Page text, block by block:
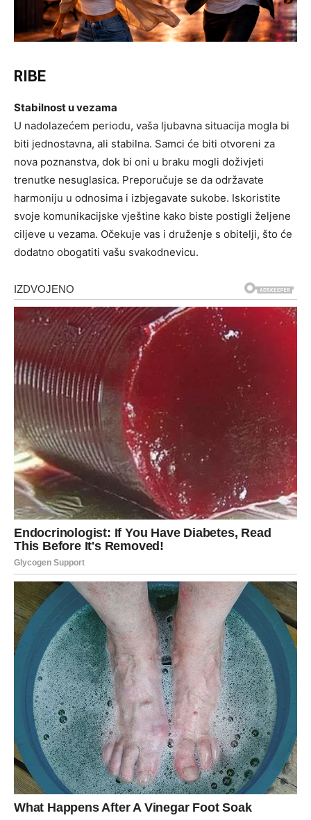
RIBE
Stabilnost u vezama
U nadolazećem periodu, vaša ljubavna situacija mogla bi
biti jednostavna, ali stabilna. Samci će biti otvoreni za
nova poznanstva, dok bi oni u braku mogli doživjeti
trenutke nesuglasica. Preporučuje se da održavate
harmoniju u odnosima i izbjegavate sukobe. Iskoristite
svoje komunikacijske vještine kako biste postigli željene
ciljeve u vezama. Očekuje vas i druženje s obitelji, što će
dodatno obogatiti vašu svakodnevicu.